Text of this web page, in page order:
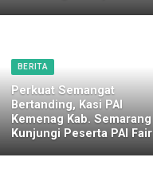
BERITA
Perkuat Semangat
Bertanding, Kasi PAI
Kemenag Kab. Semarang
Kunjungi Peserta PAI Fair